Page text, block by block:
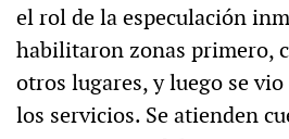
el rol de la especulación
habilitaron zonas primero,
otros lugares, y luego se
los servicios. Se atienden